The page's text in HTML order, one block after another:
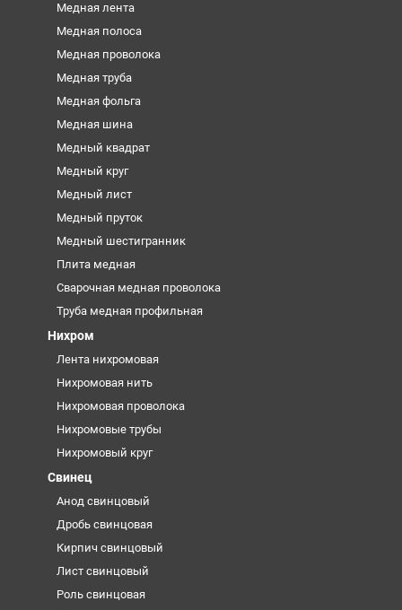
Медная лента
Медная полоса
Медная проволока
Медная труба
Медная фольга
Медная шина
Медный квадрат
Медный круг
Медный лист
Медный пруток
Медный шестигранник
Плита медная
Сварочная медная проволока
Труба медная профильная
Нихром
Лента нихромовая
Нихромовая нить
Нихромовая проволока
Нихромовые трубы
Нихромовый круг
Свинец
Анод свинцовый
Дробь свинцовая
Кирпич свинцовый
Лист свинцовый
Роль свинцовая